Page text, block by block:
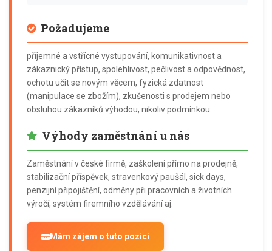
Požadujeme
příjemné a vstřícné vystupování, komunikativnost a
zákaznický přístup, spolehlivost, pečlivost a odpovědnost,
ochotu učit se novým věcem, fyzická zdatnost
(manipulace se zbožím), zkušenosti s prodejem nebo
obsluhou zákazníků výhodou, nikoliv podmínkou
Výhody zaměstnání u nás
Zaměstnání v české firmě, zaškolení přímo na prodejně,
stabilizační příspěvek, stravenkový paušál, sick days,
penzijní připojištění, odměny při pracovních a životních
výročí, systém firemního vzdělávání aj.
Mám zájem o tuto pozici